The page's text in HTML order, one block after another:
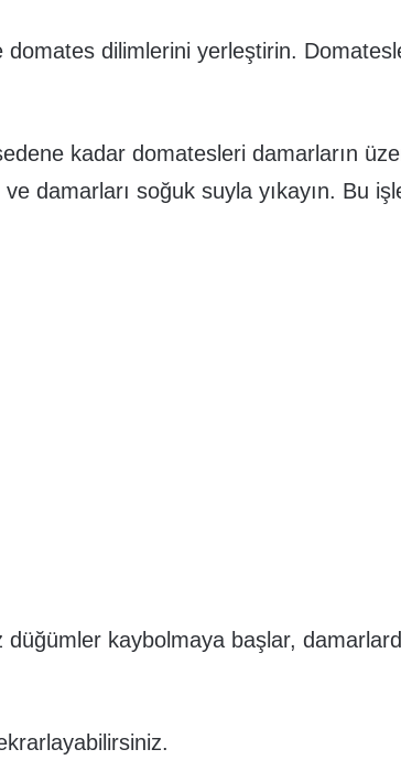
domates dilimlerini yerleştirin.
kadar domatesleri damarların
damarları soğuk suyla yıkayın. Bu
düğümler kaybolmaya başlar,